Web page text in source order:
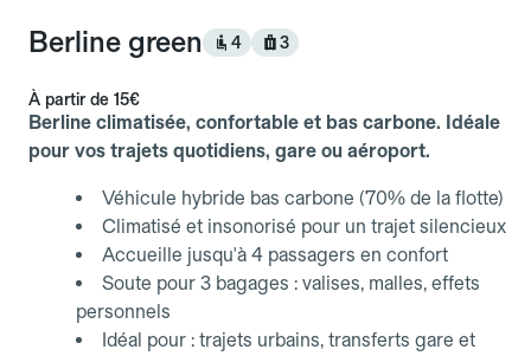
Berline green 4 3
À partir de 15€
Berline climatisée, confortable et bas carbone. Idéale
pour vos trajets quotidiens, gare ou aéroport.
Véhicule hybride bas carbone (70% de la flotte)
Climatisé et insonorisé pour un trajet silencieux
Accueille jusqu'à 4 passagers en confort
Soute pour 3 bagages : valises, malles, effets
personnels
Idéal pour : trajets urbains, transferts gare et